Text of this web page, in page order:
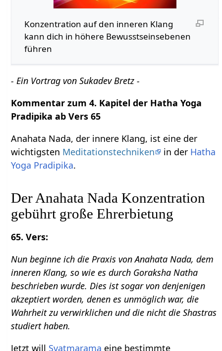
Konzentration auf den inneren Klang
kann dich in höhere Bewusstseinsebenen
führen
- Ein Vortrag von Sukadev Bretz -
Kommentar zum 4. Kapitel der Hatha Yoga
Pradipika ab Vers 65
Anahata Nada, der innere Klang, ist eine der
wichtigsten Meditationstechniken in der Hatha
Yoga Pradipika.
Der Anahata Nada Konzentration
gebührt große Ehrerbietung
65. Vers:
Nun beginne ich die Praxis von Anahata Nada, dem
inneren Klang, so wie es durch Goraksha Natha
beschrieben wurde. Dies ist sogar von denjenigen
akzeptiert worden, denen es unmöglich war, die
Wahrheit zu verwirklichen und die nicht die Shastras
studiert haben.
Jetzt will Svatmarama eine bestimmte